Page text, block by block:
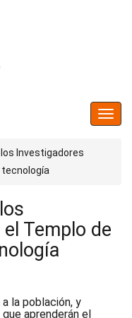
los Investigadores
tecnología
Templo de
la población, y
aprenderán el